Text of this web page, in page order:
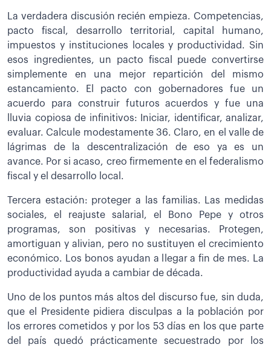
La verdadera discusión recién empieza. Competencias,
pacto fiscal, desarrollo territorial, capital humano,
impuestos y instituciones locales y productividad. Sin
esos ingredientes, un pacto fiscal puede convertirse
simplemente en una mejor repartición del mismo
estancamiento. El pacto con gobernadores fue un
acuerdo para construir futuros acuerdos y fue una
lluvia copiosa de infinitivos: Iniciar, identificar, analizar,
evaluar. Calcule modestamente 36. Claro, en el valle de
lágrimas de la descentralización de eso ya es un
avance. Por si acaso, creo firmemente en el federalismo
fiscal y el desarrollo local.
Tercera estación: proteger a las familias. Las medidas
sociales, el reajuste salarial, el Bono Pepe y otros
programas, son positivas y necesarias. Protegen,
amortiguan y alivian, pero no sustituyen el crecimiento
económico. Los bonos ayudan a llegar a fin de mes. La
productividad ayuda a cambiar de década.
Uno de los puntos más altos del discurso fue, sin duda,
que el Presidente pidiera disculpas a la población por
los errores cometidos y por los 53 días en los que parte
del país quedó prácticamente secuestrado por los